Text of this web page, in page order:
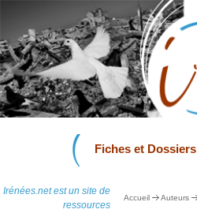
Fiches et Dossiers
Irénées.net est un site de
ressources
Accueil Auteurs